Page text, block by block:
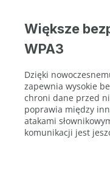
Większe
WPA3
Dzięki
zapewnia wysokie
chroni dane przed
poprawia między
atakami
komunikacji jest